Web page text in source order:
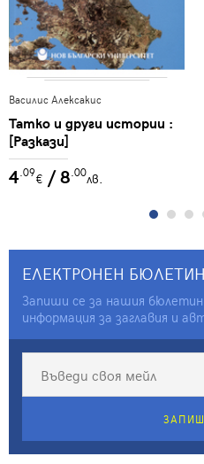
Василис Алексакис
Татко и други истории :
[Разкази]
4.09€ / 8.00лв.
ЕЛЕКТРОНЕН БЮЛЕТИН
Запиши се за нашия
информация за заглавия и